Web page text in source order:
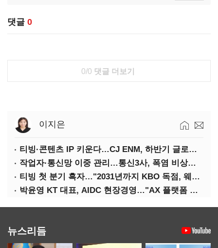
댓글 0
0/0 댓글 더보기
이지은
티빙·콘텐츠 IP 키운다…CJ ENM, 하반기 글로벌 확장 가속
작업자·통신망 이중 관리…통신3사, 폭염 비상대응 돌입
티빙 첫 분기 흑자…"2031년까지 KBO 독점, 웨이브 합병도 속도"
박윤영 KT 대표, AIDC 현장경영…"AX 플랫폼 핵심 인프라로 키운다"
뉴스리듬